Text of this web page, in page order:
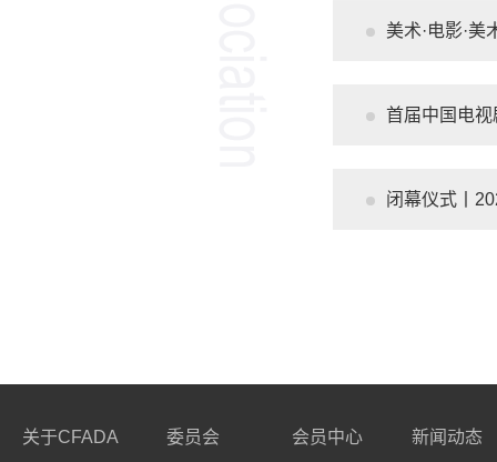
美术·电影·美
首届中国电
闭幕仪式丨
关于CFADA 委员会 会员中心 新闻动态